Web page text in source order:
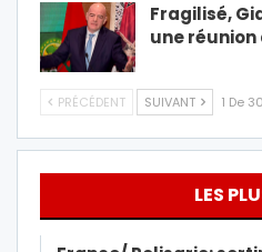
Fragilisé,
une réunion
PRÉCÉDENT SUIVANT 1 De
LES